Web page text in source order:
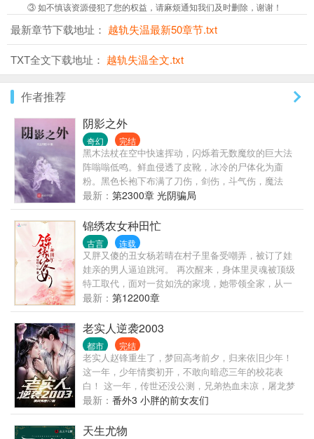
③ 如不慎该资源侵犯了您的权益，请麻烦通知我们及时删除，谢谢！
最新章节下载地址： 越轨失温最新50章节.txt
TXT全文下载地址： 越轨失温全文.txt
作者推荐
阴影之外
奇幻 完结
黑木法杖在空中快速挥动，闪烁着无数魔纹的巨大法
阵嗡嗡低鸣。鲜血侵透了皮靴，冰冷的尸体化为齑
粉。黑色长袍下布满了刀伤，剑伤，斗气伤，魔法
伤… 自己的契约兽如绞肉机般不知疲倦，化为利刃的
双手好似死神镰刀。秘法工会的强者们歇斯底里，神
佑骑士催动出最后一丝斗气。销声匿迹了千百年的空
间系法阵再次降临奥古大陆，足以撼动任何权势的力
量种子苏醒发芽，一个身穿黑色长袍的男孩站在月色
中，那双冷漠的瞳孔好似深海凶兽。 “你们为何要与全
世界为敌？”联军指挥官问道。 “因为我们不甘心做命
运的走狗！”二人异口同声，相视一笑。 几百年后，阴
影之地内的“万国”悄然崛起，其实力丝毫不逊色于那些
耳熟能详的强大种族。由大魔导师亲手布置的法阵抵
御了魔导炮，挡下了无数斗气、魔法、黑火药、甚至
阴谋。 这是一个注定要凌驾于众神之上的强者，以及
与他那神秘契约兽之间的故事。
最新： 第2300章 光阴骗局
锦绣农女种田忙
古言 连载
又胖又傻的丑女杨若晴在村子里备受嘲弄，被订了娃
娃亲的男人逼迫跳河。 再次醒来，身体里灵魂被顶级
特工取代，面对一贫如洗的家境，她带领全家，从一
点一滴辛勤种田，渐渐的发家致富起来。 在努力种田
的同时，她治好暗伤，身材变好，成了大美人，山里
的猎户汉子在她从丑到美都不离不弃，宠溺无度，比
手无缚鸡之力的书生好多了，岂料猎户汉子不单纯，
他的身份竟然不一般。 （新书《重生之农门药香》已
发布，求支持！）
最新： 第12200章
老实人逆袭2003
都市 完结
老实人赵锋重生了，梦回高考前夕，归来依旧少年！
这一年，少年情窦初开，不敢向暗恋三年的校花表
白！ 这一年，传世还没公测，兄弟热血未凉，屠龙梦
还没实现！ 这一年，遍地黄金遍地机遇，站在风口浪
尖上，猪都能上天！ 喝最烈的酒，泡最美的妞，溜最
凶的狗，杀最狠的人，装最
最新： 番外3 小胖的前女友们
天生尤物